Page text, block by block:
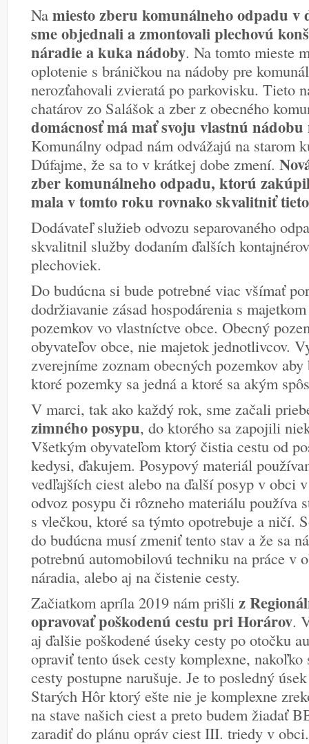
Na miesto zberu komunálneho odpadu v
sme objednali a zmontovali plechovú
náradie a kuka nádoby. Na tomto mieste
oplotenie s bráničkou na nádoby pre
nerozťahovali zvieratá po parkovisku. Tieto
chatárov zo Salášok a zber z obecného
domácnosť má mať svoju vlastnú
Komunálny odpad nám odvážajú na starom
Dúfajme, že sa to v krátkej dobe zmení.
zber komunálneho odpadu, ktorú
mala v tomto roku rovnako skvalitniť
Dodávateľ služieb odvozu separovaného
skvalitnil služby dodaním ďalších
plechoviek.
Do budúcna si bude potrebné viac všímať
dodržiavanie zásad hospodárenia s
pozemkov vo vlastníctve obce. Obecný
obyvateľov obce, nie majetok jednotlivcov.
zverejníme zoznam obecných pozemkov
ktoré pozemky sa jedná a ktoré sa akým
V marci, tak ako každý rok, sme začali
zimného posypu, do ktorého sa zapojili
Všetkým obyvateľom ktorý čistia cestu od
kedysi, ďakujem. Posypový materiál
vedľajších ciest alebo na ďalší posyp v obci
odvoz posypu či rôzneho materiálu používa
s vlečkou, ktoré sa týmto opotrebuje a ničí.
do budúcna musí zmeniť tento stav a že sa
potrebnú automobilovú techniku na práce v
náradia, alebo aj na čistenie cesty.
Začiatkom apríla 2019 nám prišli z
opravovať poškodenú cestu pri Horárov.
aj ďalšie poškodené úseky cesty po otočku
opraviť tento úsek cesty komplexne, nakoľko
cesty postupne narušuje. Je to posledný
Starých Hôr ktorý ešte nie je komplexne
na stave našich ciest a preto budem žiadať
zaradiť do plánu opráv ciest III. triedy v obci.